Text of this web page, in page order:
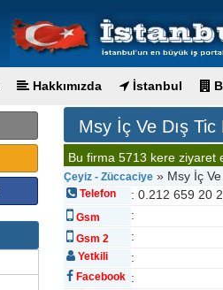
Hakkımızda İstanbul
Msy İç Ve Dış Tic
Bu firma 5713 kere ziyaret
Çeyiz - Züccaciye » Msy İç
Telefon : 0.212 659 20
Gsm :
Gsm 2 :
Yetkili :
Facebook :